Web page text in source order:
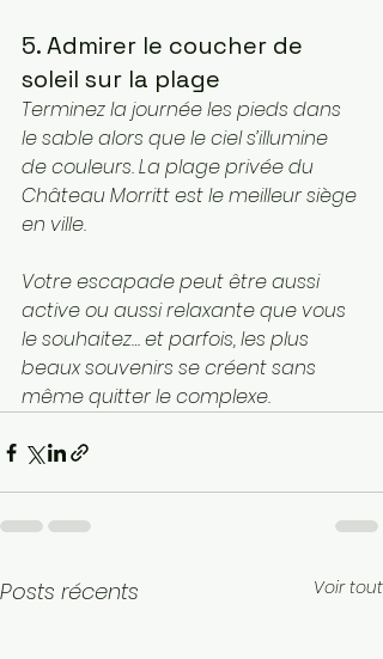
5. Admirer le coucher de
soleil sur la plage
Terminez la journée les pieds dans
le sable alors que le ciel s’illumine
de couleurs. La plage privée du
Château Morritt est le meilleur siège
en ville.
Votre escapade peut être aussi
active ou aussi relaxante que vous
le souhaitez… et parfois, les plus
beaux souvenirs se créent sans
même quitter le complexe.
Posts récents Voir tout